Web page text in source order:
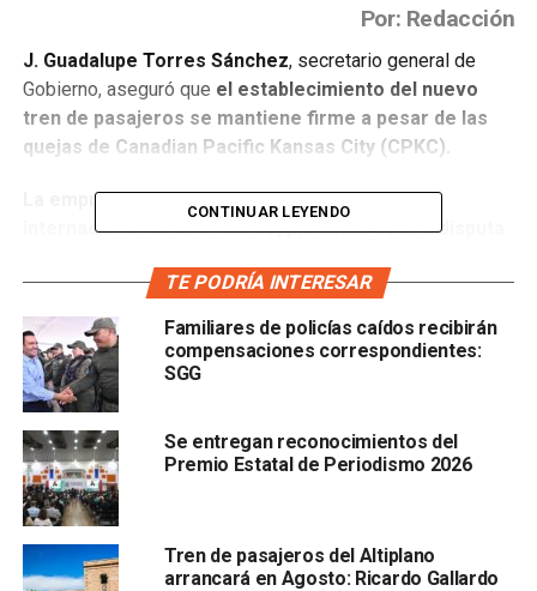
Por: Redacción
J. Guadalupe Torres Sánchez, secretario general de
Gobierno, aseguró que el establecimiento del nuevo
tren de pasajeros se mantiene firme a pesar de las
quejas de Canadian Pacific Kansas City (CPKC).
La empresa ferroviaria presentó un arbitraje
internacional contra México, producto de una disputa
canadienses el pago de 5 mil millones de pesos de un
crédito fiscal.
A eso se le suma el proyecto para traer de regreso al tren
de pasajeros utilizando la infraestructura ya existente, lo
cualobligó a CPKC a ajustar sus operaciones.
Al respecto,
Torres Sánchez aseguró que la empresa
está acusando un tema de discriminación después de
CONTINUAR LEYENDO
TE PODRÍA INTERESAR
Familiares de policías caídos recibirán
compensaciones correspondientes:
SGG
Se entregan reconocimientos del
Premio Estatal de Periodismo 2026
Tren de pasajeros del Altiplano
arrancará en Agosto: Ricardo Gallardo